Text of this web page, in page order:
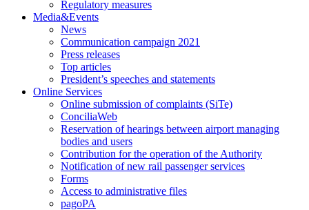
Regulatory measures
Media&Events
News
Communication campaign 2021
Press releases
Top articles
President’s speeches and statements
Online Services
Online submission of complaints (SiTe)
ConciliaWeb
Reservation of hearings between airport managing
bodies and users
Contribution for the operation of the Authority
Notification of new rail passenger services
Forms
Access to administrative files
pagoPA